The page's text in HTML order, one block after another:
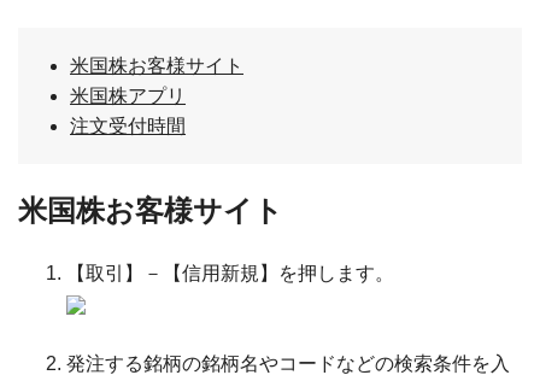
米国株お客様サイト
米国株アプリ
注文受付時間
米国株お客様サイト
【取引】－【信用新規】を押します。
発注する銘柄の銘柄名やコードなどの検索条件を入